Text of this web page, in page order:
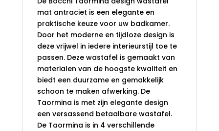
mat antraciet is een elegante en
praktische keuze voor uw badkamer.
Door het moderne en tijdloze design is
deze vrijwel in iedere interieurstijl toe te
passen. Deze wastafel is gemaakt van
materialen van de hoogste kwaliteit en
biedt een duurzame en gemakkelijk
schoon te maken afwerking. De
Taormina is met zijn elegante design
een versassend betaalbare wastafel.
De Taormina is in 4 verschillende